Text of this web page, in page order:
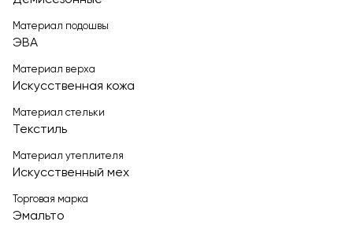
Материал подошвы
ЭВА
Материал верха
Искусственная кожа
Материал стельки
Текстиль
Материал утеплителя
Искусственный мех
Торговая марка
Эмальто